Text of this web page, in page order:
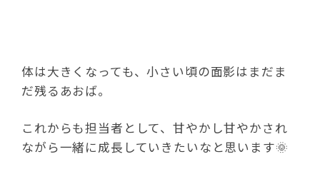
体は大きくなっても、小さい頃の面影はまだま
だ残るあおば。
これからも担当者として、甘やかし甘やかされ
ながら一緒に成長していきたいなと思います🌞